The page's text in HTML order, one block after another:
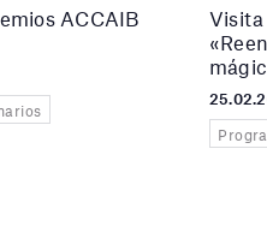
ACCAIB
Visita